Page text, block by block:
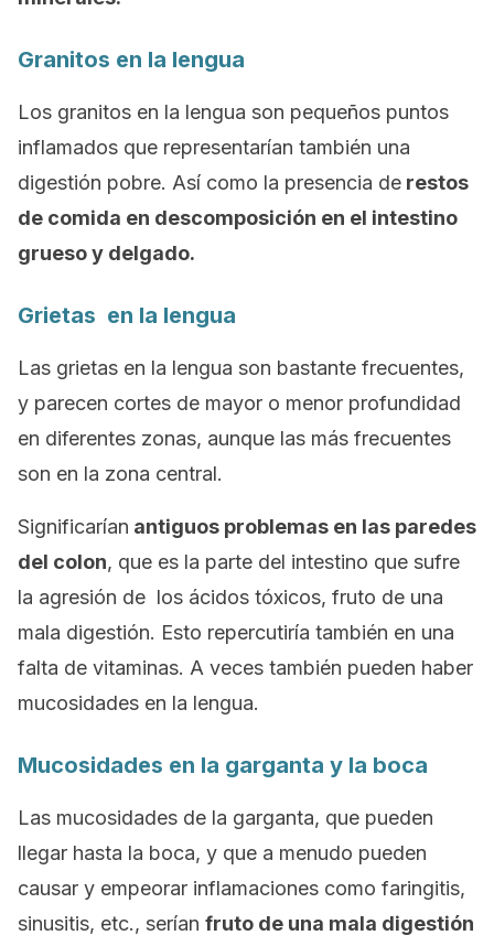
Granitos en la lengua
Los granitos en la lengua son pequeños puntos
inflamados que representarían también una
digestión pobre. Así como la presencia de restos
de comida en descomposición en el intestino
grueso y delgado.
Grietas en la lengua
Las grietas en la lengua son bastante frecuentes,
y parecen cortes de mayor o menor profundidad
en diferentes zonas, aunque las más frecuentes
son en la zona central.
Significarían antiguos problemas en las paredes
del colon, que es la parte del intestino que sufre
la agresión de los ácidos tóxicos, fruto de una
mala digestión. Esto repercutiría también en una
falta de vitaminas. A veces también pueden haber
mucosidades en la lengua.
Mucosidades en la garganta y la boca
Las mucosidades de la garganta, que pueden
llegar hasta la boca, y que a menudo pueden
causar y empeorar inflamaciones como faringitis,
sinusitis, etc., serían fruto de una mala digestión